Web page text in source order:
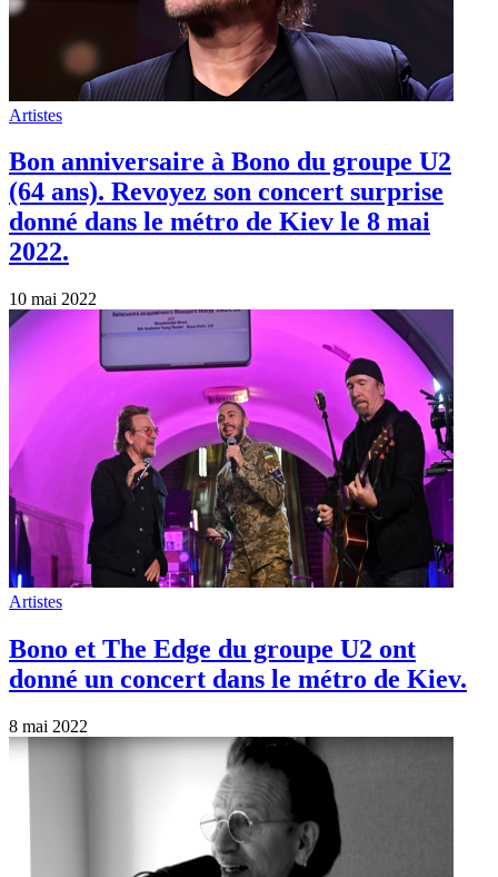
Artistes
Bon anniversaire à Bono du groupe U2
(64 ans). Revoyez son concert surprise
donné dans le métro de Kiev le 8 mai
2022.
10 mai 2022
Artistes
Bono et The Edge du groupe U2 ont
donné un concert dans le métro de Kiev.
8 mai 2022